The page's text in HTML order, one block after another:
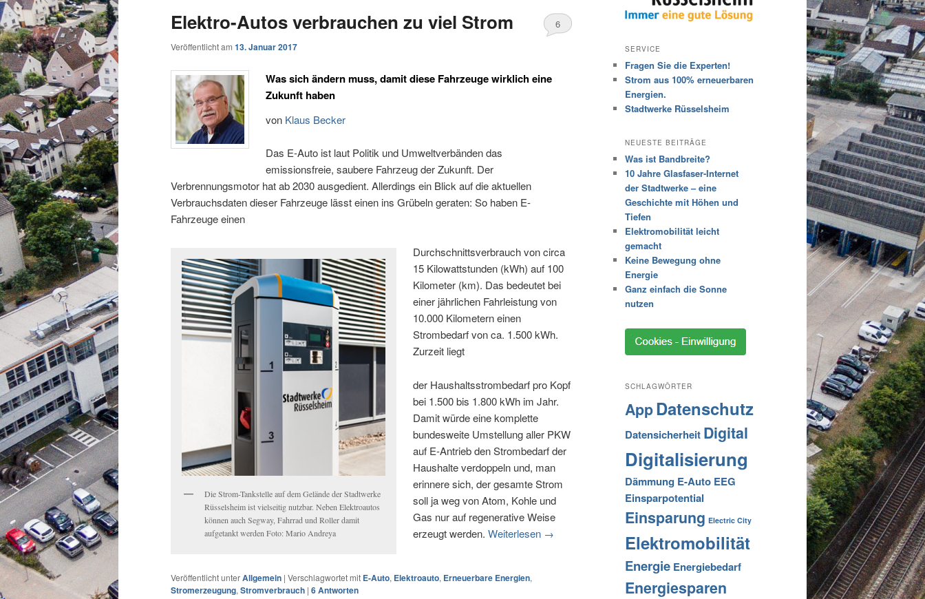
Elektro-Autos verbrauchen zu viel Strom
Veröffentlicht am 13. Januar 2017
6
Was sich ändern muss, damit diese Fahrzeuge wirklich eine
Zukunft haben
von Klaus Becker
Das E-Auto ist laut Politik und Umweltverbänden das
emissionsfreie, saubere Fahrzeug der Zukunft. Der
Verbrennungsmotor hat ab 2030 ausgedient. Allerdings ein Blick auf die aktuellen
Verbrauchsdaten dieser Fahrzeuge lässt einen ins Grübeln geraten: So haben E-
Fahrzeuge einen
Die Strom-Tankstelle auf dem Gelände der Stadtwerke
Rüsselsheim ist vielseitig nutzbar. Neben Elektroautos
können auch Segway, Fahrrad und Roller damit
aufgetankt werden Foto: Mario Andreya
Durchschnittsverbrauch von circa
15 Kilowattstunden (kWh) auf 100
Kilometer (km). Das bedeutet bei
einer jährlichen Fahrleistung von
10.000 Kilometern einen
Strombedarf von ca. 1.500 kWh.
Zurzeit liegt
der Haushaltsstrombedarf pro Kopf
bei 1.500 bis 1.800 kWh im Jahr.
Damit würde eine komplette
bundesweite Umstellung aller PKW
auf E-Antrieb den Strombedarf der
Haushalte verdoppeln und, man
erinnere sich, der gesamte Strom
soll ja weg von Atom, Kohle und
Gas nur auf regenerative Weise
erzeugt werden.Weiterlesen →
Veröffentlicht unterAllgemein | Verschlagwortet mit E-Auto, Elektroauto, Erneuerbare Energien,
Stromerzeugung, Stromverbrauch | 6Antworten
SERVICE
Fragen Sie die Experten!
Strom aus 100% erneuerbaren
Energien.
Stadtwerke Rüsselsheim
NEUESTE BEITRÄGE
Was ist Bandbreite?
10 Jahre Glasfaser-Internet
der Stadtwerke – eine
Geschichte mit Höhen und
Tiefen
Elektromobilität leicht
gemacht
Keine Bewegung ohne
Energie
Ganz einfach die Sonne
nutzen
SCHLAGWÖRTER
AppDatenschutz
Datensicherheit Digital
Digitalisierung
Dämmung E-Auto EEG
Einsparpotential
Einsparung Electric City
Elektromobilität
Energie Energiebedarf
Energiesparen